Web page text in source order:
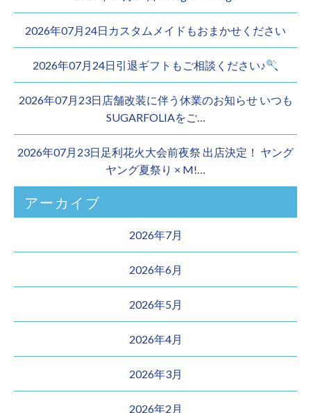
2026年07月24日カスタムメイドもおまかせください︎
2026年07月24日引退ギフトもご相談ください♪
2026年07月23日店舗改装に伴う休業のお知らせ いつも
SUGARFOLIAをご…
2026年07月23日足利花火大会前夜祭 出店決定！ ヤング
ヤング夏祭り × M!…
アーカイブ
2026年7月
2026年6月
2026年5月
2026年4月
2026年3月
2026年2月